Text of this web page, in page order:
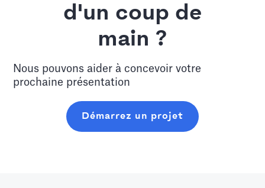
d'un coup de
main ?
Nous pouvons aider à concevoir votre
prochaine présentation
Démarrez un projet